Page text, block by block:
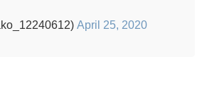
April 25, 2020